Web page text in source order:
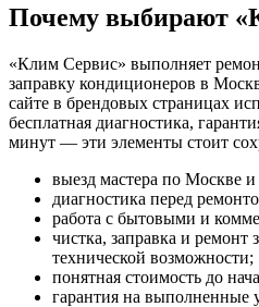
Почему выбирают
«Клим Сервис» выполняет
заправку кондиционеров в
сайте в брендовых страницах
бесплатная диагностика,
минут — эти элементы стоит
выезд мастера по Москве и
диагностика перед
работа с бытовыми и
чистка, заправка и ремонт
технической возможности;
понятная стоимость до
гарантия на выполненные